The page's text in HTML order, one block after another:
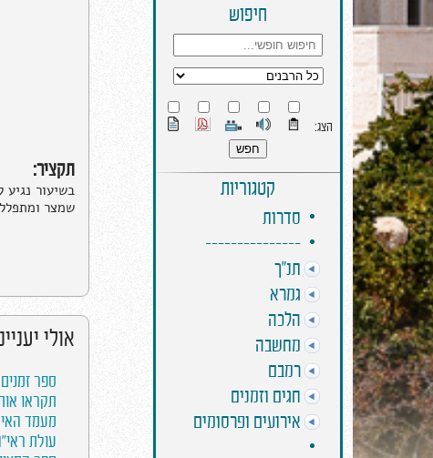
חיפוש
הצג:
קטגוריות
סדרות
---------------
תנ"ך
גמרא
הלכה
מחשבה
רמבם
חגים וזמנים
אירועים ופרסומים
תקציר:
בשיעור
שמצר
אולי
ספר
תקראו
מעמד
עולת